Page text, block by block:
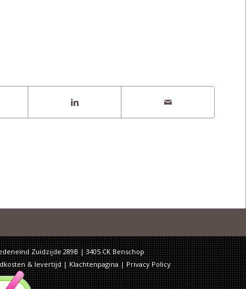
Zuidzijde 289B | 3405 CK Benschop
& levertijd|Klachtenpagina|Privacy Policy